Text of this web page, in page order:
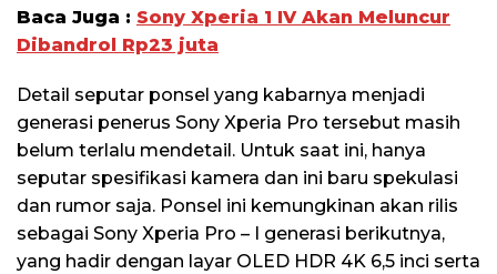
Baca Juga : Sony Xperia 1 IV Akan Meluncur
Dibandrol Rp23 juta
Detail seputar ponsel yang kabarnya menjadi
generasi penerus Sony Xperia Pro tersebut masih
belum terlalu mendetail. Untuk saat ini, hanya
seputar spesifikasi kamera dan ini baru spekulasi
dan rumor saja. Ponsel ini kemungkinan akan rilis
sebagai Sony Xperia Pro – I generasi berikutnya,
yang hadir dengan layar OLED HDR 4K 6,5 inci serta